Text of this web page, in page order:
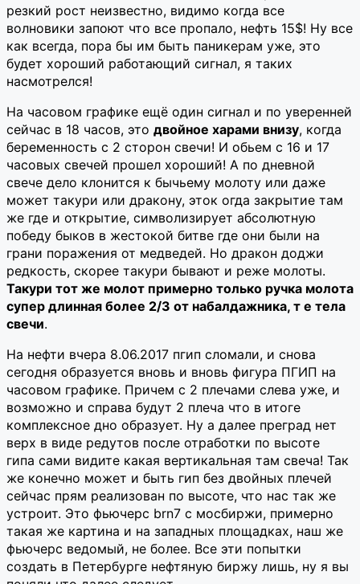
резкий рост неизвестно, видимо когда все
волновики запоют что все пропало, нефть 15$! Ну все
как всегда, пора бы им быть паникерам уже, это
будет хороший работающий сигнал, я таких
насмотрелся!
На часовом графике ещё один сигнал и по уверенней
сейчас в 18 часов, это двойное харами внизу, когда
беременность с 2 сторон свечи! И обьем с 16 и 17
часовых свечей прошел хороший! А по дневной
свече дело клонится к бычьему молоту или даже
может такури или дракону, эток огда закрытие там
же где и открытие, символизирует абсолютную
победу быков в жестокой битве где они были на
грани поражения от медведей. Но дракон доджи
редкость, скорее такури бывают и реже молоты.
Такури тот же молот примерно только ручка молота
супер длинная более 2/3 от набалдажника, т е тела
свечи.
На нефти вчера 8.06.2017 пгип сломали, и снова
сегодня образуется вновь и вновь фигура ПГИП на
часовом графике. Причем с 2 плечами слева уже, и
возможно и справа будут 2 плеча что в итоге
комплексное дно образует. Ну а далее преград нет
верх в виде редутов после отработки по высоте
гипа сами видите какая вертикальная там свеча! Так
же конечно может и быть гип без двойных плечей
сейчас прям реализован по высоте, что нас так же
устроит. Это фьючерс brn7 с мосбиржи, примерно
такая же картина и на западных площадках, наш же
фьючерс ведомый, не более. Все эти попытки
создать в Петербурге нефтяную биржу лишь, ну я вы